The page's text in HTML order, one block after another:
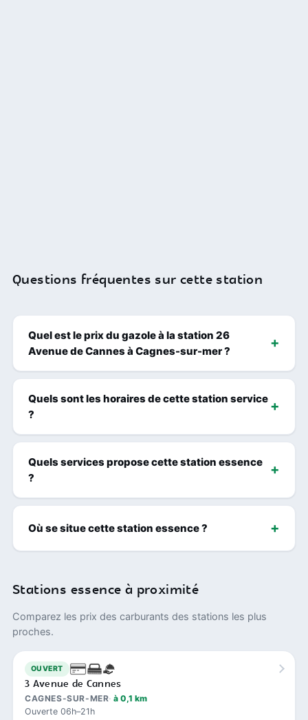
Questions fréquentes sur cette station
Quel est le prix du gazole à la station 26
Avenue de Cannes à Cagnes-sur-mer ?
Quels sont les horaires de cette station service
?
Quels services propose cette station essence
?
Où se situe cette station essence ?
Stations essence à proximité
Comparez les prix des carburants des stations les plus
proches.
OUVERT
3 Avenue de Cannes
CAGNES-SUR-MER à 0,1 km
Ouverte 06h–21h